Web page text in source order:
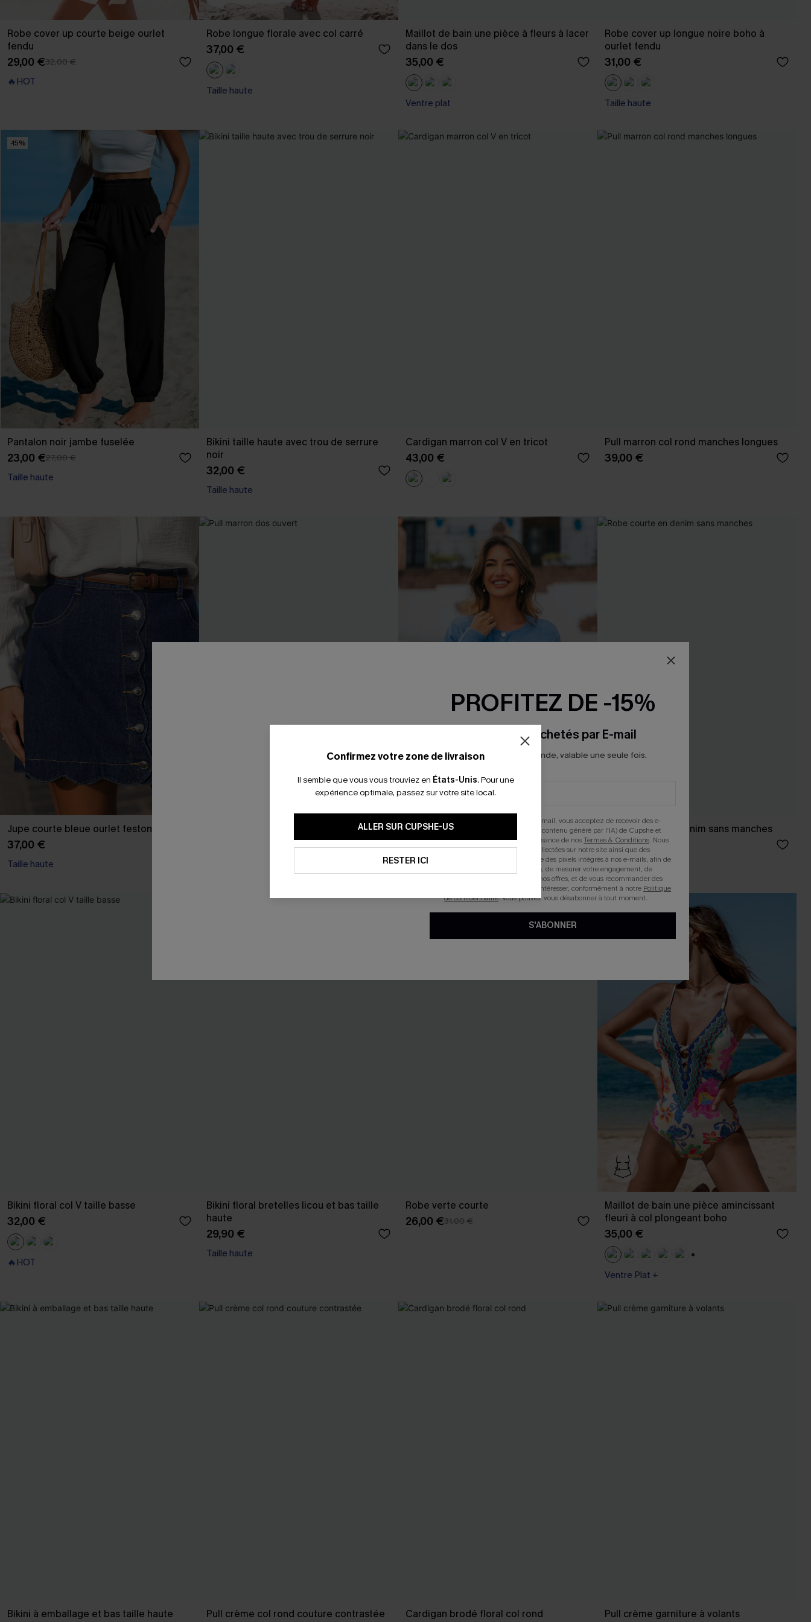
Robe cover up courte beige ourlet
fendu
29,00 €32,00 €
🔥HOT
Robe longue florale avec col carré
37,00 €
Taille haute
Maillot de bain une pièce à fleurs à lacer
dans le dos
35,00 €
Ventre plat
Robe cover up longue noire boho à
ourlet fendu
31,00 €
Taille haute
-15%
Pantalon noir jambe fuselée
23,00 €27,00 €
Taille haute
Bikini taille haute avec trou de serrure
noir
32,00 €
Taille haute
Cardigan marron col V en tricot
43,00 €
Pull marron col rond manches longues
39,00 €
Jupe courte bleue ourlet festonné
37,00 €
Taille haute
Cardigan bleu col rond
39,00 €
Robe courte en denim sans manches
36,00 €
COTON
Bikini floral col V taille basse
32,00 €
🔥HOT
Bikini floral bretelles licou et bas taille
haute
29,90 €
Taille haute
Robe verte courte
26,00 €31,00 €
Maillot de bain une pièce amincissant
fleuri à col plongeant boho
35,00 €
Ventre Plat +
Bikini à emballage et bas taille haute Pull crème col rond couture contrastée Cardigan brodé floral col rond Pull crème garniture à volants
Confirmez votre zone de livraison
Il semble que vous vous trouviez en États-Unis. Pour une
expérience optimale, passez sur votre site local.
ALLER SUR CUPSHE-US
RESTER ICI
PROFITEZ DE -15%
-15% dès 2 Achetés par E-mail
*Un code par commande, valable une seule fois.
En soumettant votre adresse e-mail, vous acceptez de recevoir des e-
mails marketing (y compris du contenu généré par l'IA) de Cupshe et
reconnaissez avoir pris connaissance de nosTermes & Conditions. Nous
pouvons utiliser les données collectées sur notre site ainsi que des
technologies de suivi, telles que des pixels intégrés à nos e-mails, afin de
savoir si ceux-ci ont été ouverts, de mesurer votre engagement, de
personnaliser nos contenus et nos offres, et de vous recommander des
produits susceptibles de vous intéresser, conformément à notre Politique
de confidentialité. Vous pouvez vous désabonner à tout moment.
S'ABONNER